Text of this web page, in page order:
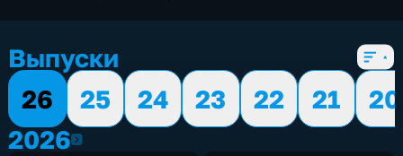
Выпуски
26
25 24 23 22 21
20
20262026